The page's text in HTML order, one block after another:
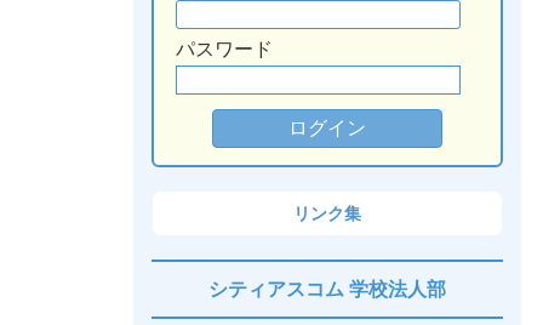
パスワード
リンク集
シティアスコム 学校法人部